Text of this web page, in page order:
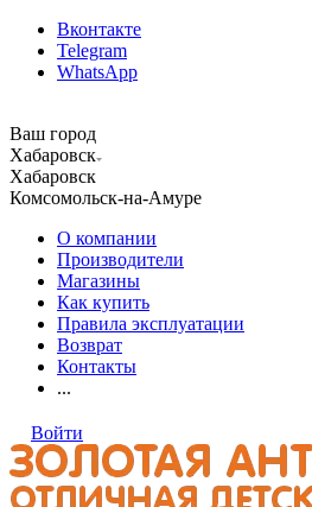
Вконтакте
Telegram
WhatsApp
Ваш город
Хабаровск
Хабаровск
Комсомольск-на-Амуре
О компании
Производители
Магазины
Как купить
Правила эксплуатации
Возврат
Контакты
...
Войти